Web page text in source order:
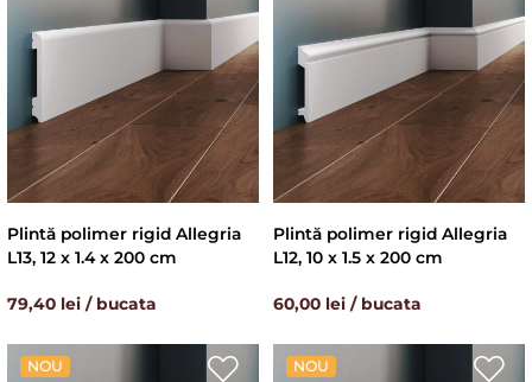
Plintă polimer rigid Allegria
L13, 12 x 1.4 x 200 cm
79,40 lei / bucata
Plintă polimer rigid Allegria
L12, 10 x 1.5 x 200 cm
60,00 lei / bucata
NOU NOU